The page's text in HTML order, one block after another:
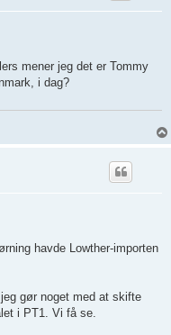
mener jeg det er Tommy
i dag?
havde Lowther-importen
gør noget med at skifte
i PT1. Vi få se.